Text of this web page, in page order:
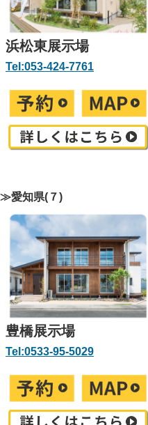
浜松東展示場
Tel:053-424-7761
≫愛知県(７)
豊橋展示場
Tel:0533-95-5029